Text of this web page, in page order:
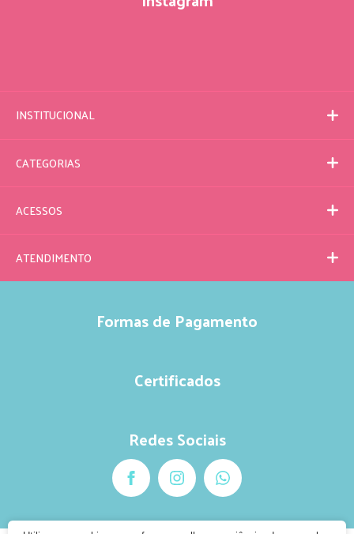
INSTITUCIONAL
CATEGORIAS
ACESSOS
ATENDIMENTO
Formas de Pagamento
Certificados
Redes Sociais